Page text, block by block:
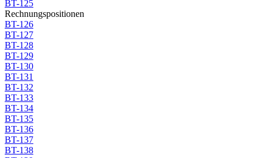
BT-125
Rechnungspositionen
BT-126
BT-127
BT-128
BT-129
BT-130
BT-131
BT-132
BT-133
BT-134
BT-135
BT-136
BT-137
BT-138